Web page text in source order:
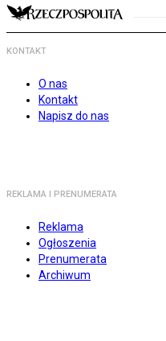
KONTAKT
O nas
Kontakt
Napisz do nas
REKLAMA I PRENUMERATA
Reklama
Ogłoszenia
Prenumerata
Archiwum